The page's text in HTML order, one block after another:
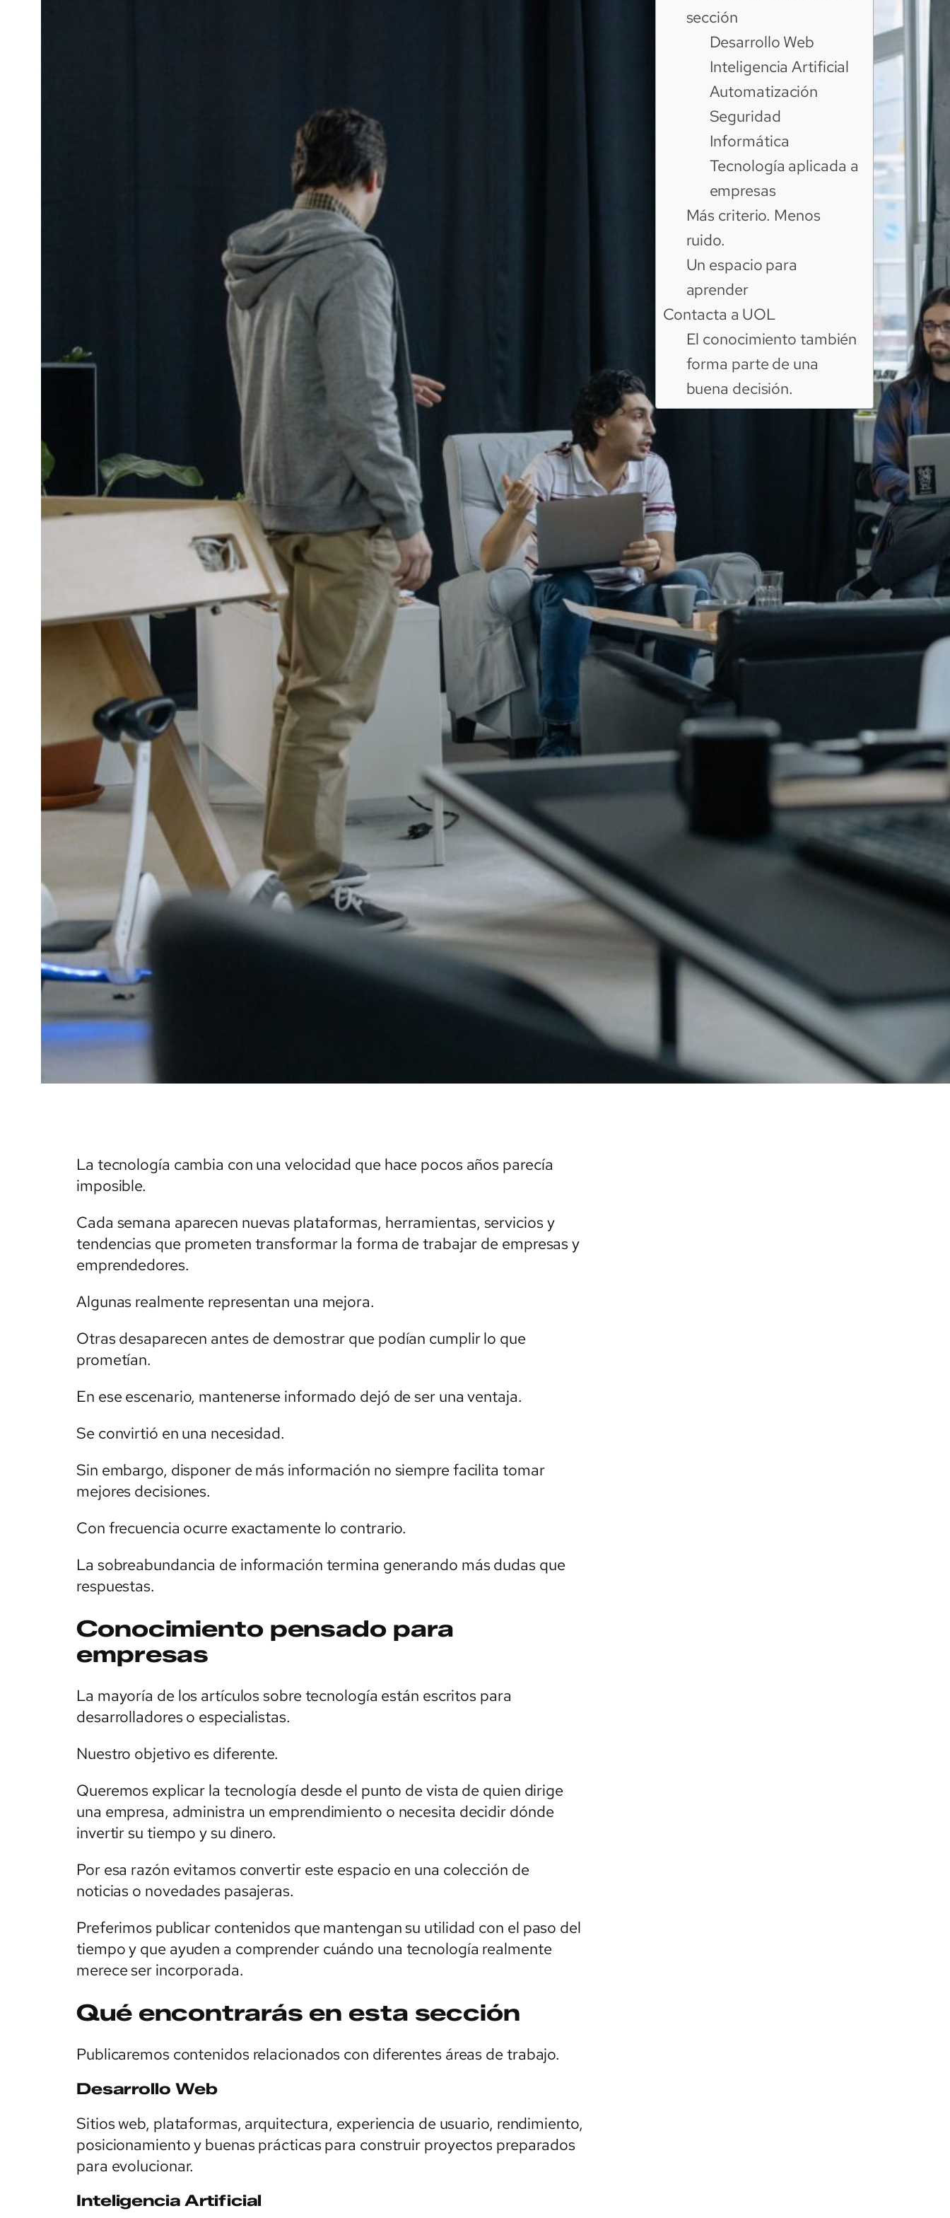
La tecnología cambia con una velocidad que hace pocos años parecía
imposible.
Cada semana aparecen nuevas plataformas, herramientas, servicios y
tendencias que prometen transformar la forma de trabajar de empresas y
emprendedores.
Algunas realmente representan una mejora.
Otras desaparecen antes de demostrar que podían cumplir lo que
prometían.
En ese escenario, mantenerse informado dejó de ser una ventaja.
Se convirtió en una necesidad.
Sin embargo, disponer de más información no siempre facilita tomar
mejores decisiones.
Con frecuencia ocurre exactamente lo contrario.
La sobreabundancia de información termina generando más dudas que
respuestas.
Conocimiento pensado para
empresas
La mayoría de los artículos sobre tecnología están escritos para
desarrolladores o especialistas.
Nuestro objetivo es diferente.
Queremos explicar la tecnología desde el punto de vista de quien dirige
una empresa, administra un emprendimiento o necesita decidir dónde
invertir su tiempo y su dinero.
Por esa razón evitamos convertir este espacio en una colección de
noticias o novedades pasajeras.
Preferimos publicar contenidos que mantengan su utilidad con el paso del
tiempo y que ayuden a comprender cuándo una tecnología realmente
merece ser incorporada.
Qué encontrarás en esta sección
Publicaremos contenidos relacionados con diferentes áreas de trabajo.
Desarrollo Web
Sitios web, plataformas, arquitectura, experiencia de usuario, rendimiento,
posicionamiento y buenas prácticas para construir proyectos preparados
para evolucionar.
Inteligencia Artificial
sección
Desarrollo Web
Inteligencia Artificial
Automatización
Seguridad
Informática
Tecnología aplicada a
empresas
Más criterio. Menos
ruido.
Un espacio para
aprender
Contacta a UOL
El conocimiento también
forma parte de una
buena decisión.
Secciones
Cómo trabajamos
Preguntas Frecuentes
Qué hacemos
Recursos
Sectores
Sobre UOL
Soluciones
Información y recursos